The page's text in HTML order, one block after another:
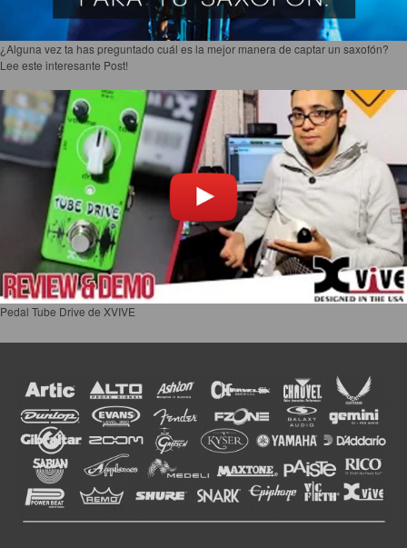
¿Alguna vez ta has preguntado cuál es la mejor manera de captar un saxofón?
Lee este interesante Post!
Pedal Tube Drive de XVIVE